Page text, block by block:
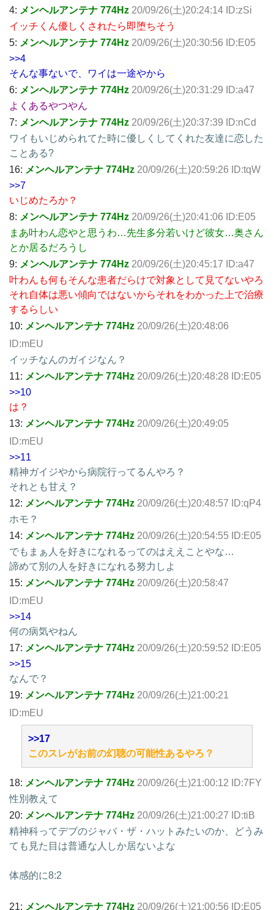
4: メンヘルアンテナ 774Hz 20/09/26(土)20:24:14 ID:zSi
イッチくん優しくされたら即堕ちそう
5: メンヘルアンテナ 774Hz 20/09/26(土)20:30:56 ID:E05
>>4
そんな事ないで、ワイは一途やから
6: メンヘルアンテナ 774Hz 20/09/26(土)20:31:29 ID:a47
よくあるやつやん
7: メンヘルアンテナ 774Hz 20/09/26(土)20:37:39 ID:nCd
ワイもいじめられてた時に優しくしてくれた友達に恋した
ことある?
16: メンヘルアンテナ 774Hz 20/09/26(土)20:59:26 ID:tqW
>>7
いじめたろか？
8: メンヘルアンテナ 774Hz 20/09/26(土)20:41:06 ID:E05
まあ叶わん恋やと思うわ…先生多分若いけど彼女…奥さん
とか居るだろうし
9: メンヘルアンテナ 774Hz 20/09/26(土)20:45:17 ID:a47
叶わんも何もそんな患者だらけで対象として見てないやろ
それ自体は悪い傾向ではないからそれをわかった上で治療
するらしい
10: メンヘルアンテナ 774Hz 20/09/26(土)20:48:06
ID:mEU
イッチなんのガイジなん？
11: メンヘルアンテナ 774Hz 20/09/26(土)20:48:28 ID:E05
>>10
は？
13: メンヘルアンテナ 774Hz 20/09/26(土)20:49:05
ID:mEU
>>11
精神ガイジやから病院行ってるんやろ？
それとも甘え？
12: メンヘルアンテナ 774Hz 20/09/26(土)20:48:57 ID:qP4
ホモ？
14: メンヘルアンテナ 774Hz 20/09/26(土)20:54:55 ID:E05
でもまぁ人を好きになれるってのはええことやな…
諦めて別の人を好きになれる努力しよ
15: メンヘルアンテナ 774Hz 20/09/26(土)20:58:47
ID:mEU
>>14
何の病気やねん
17: メンヘルアンテナ 774Hz 20/09/26(土)20:59:52 ID:E05
>>15
なんで？
19: メンヘルアンテナ 774Hz 20/09/26(土)21:00:21
ID:mEU
>>17
このスレがお前の幻聴の可能性あるやろ？
18: メンヘルアンテナ 774Hz 20/09/26(土)21:00:12 ID:7FY
性別教えて
20: メンヘルアンテナ 774Hz 20/09/26(土)21:00:27 ID:tiB
精神科ってデブのジャバ・ザ・ハットみたいのか、どうみ
ても見た目は普通な人しか居ないよな
体感的に8:2
21: メンヘルアンテナ 774Hz 20/09/26(土)21:00:56 ID:E05